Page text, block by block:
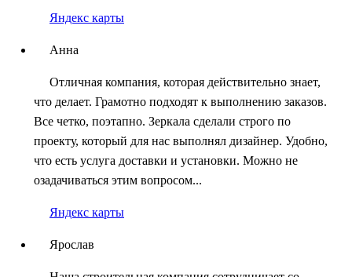
Яндекс карты
Анна
Отличная компания, которая действительно знает,
что делает. Грамотно подходят к выполнению заказов.
Все четко, поэтапно. Зеркала сделали строго по
проекту, который для нас выполнял дизайнер. Удобно,
что есть услуга доставки и установки. Можно не
озадачиваться этим вопросом...
Яндекс карты
Ярослав